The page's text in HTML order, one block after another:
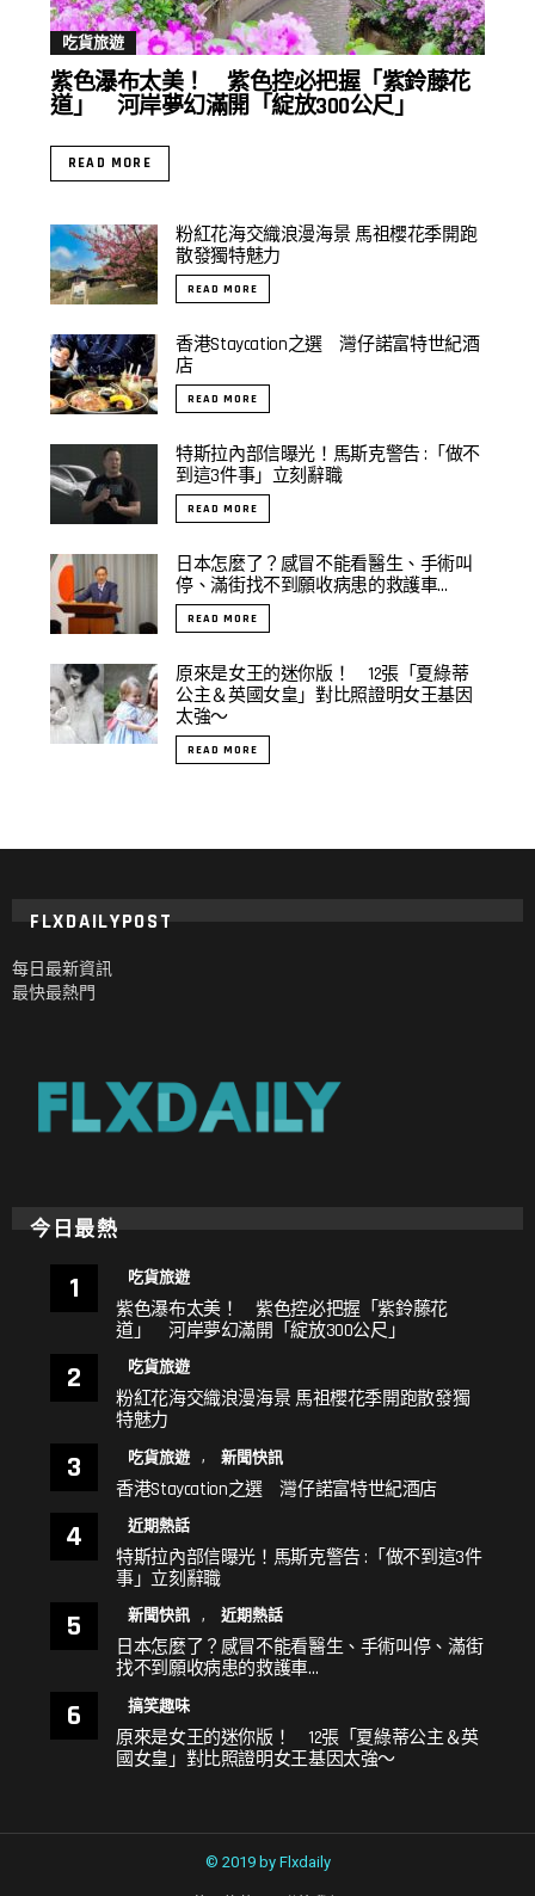
吃貨旅遊
紫色瀑布太美！ 紫色控必把握「紫鈴藤花
道」 河岸夢幻滿開「綻放300公尺」
READ MORE
粉紅花海交織浪漫海景 馬祖櫻花季開跑
散發獨特魅力
READ MORE
香港Staycation之選 灣仔諾富特世紀酒
店
READ MORE
特斯拉內部信曝光！馬斯克警告 :「做不
到這3件事」立刻辭職
READ MORE
日本怎麼了？感冒不能看醫生、手術叫
停、滿街找不到願收病患的救護車…
READ MORE
原來是女王的迷你版！ 12張「夏綠蒂
公主＆英國女皇」對比照證明女王基因
太強～
READ MORE
FLXDAILYPOST
每日最新資訊
最快最熱門
今日最熱
吃貨旅遊
紫色瀑布太美！ 紫色控必把握「紫鈴藤花
道」 河岸夢幻滿開「綻放300公尺」
吃貨旅遊
粉紅花海交織浪漫海景 馬祖櫻花季開跑散發獨
特魅力
吃貨旅遊 , 新聞快訊
香港Staycation之選 灣仔諾富特世紀酒店
近期熱話
特斯拉內部信曝光！馬斯克警告 :「做不到這3件
事」立刻辭職
新聞快訊 , 近期熱話
日本怎麼了？感冒不能看醫生、手術叫停、滿街
找不到願收病患的救護車…
搞笑趣味
原來是女王的迷你版！ 12張「夏綠蒂公主＆英
國女皇」對比照證明女王基因太強～
© 2019 by Flxdaily